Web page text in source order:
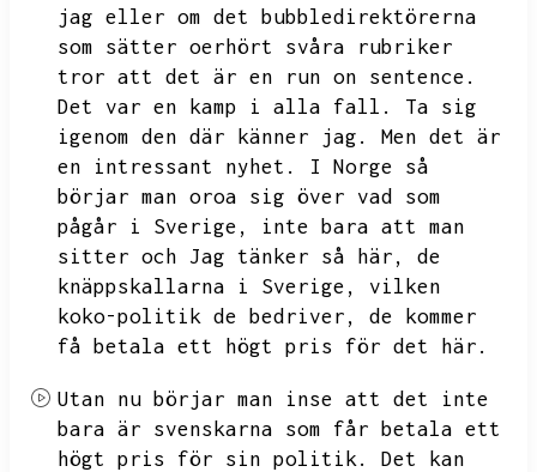
jag eller om det bubbledirektörerna
som sätter oerhört svåra rubriker
tror att det är en run on sentence.
Det var en kamp i alla fall.
Ta sig
igenom den där känner jag.
Men det är
en intressant nyhet.
I Norge så
börjar man oroa sig över vad som
pågår i Sverige,
inte bara att man
sitter och Jag tänker så här,
de
knäppskallarna i Sverige,
vilken
koko-politik de bedriver,
de kommer
få betala ett högt pris för det här.
Utan nu börjar man inse att det inte
bara är svenskarna som får betala ett
högt pris för sin politik.
Det kan